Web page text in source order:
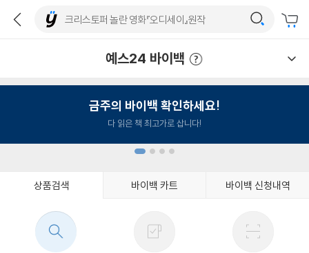
예스24 바이백
금주의 바이백 확인하세요!
다 읽은 책 최고가로 삽니다!
상품검색 바이백 카트 바이백 신청내역